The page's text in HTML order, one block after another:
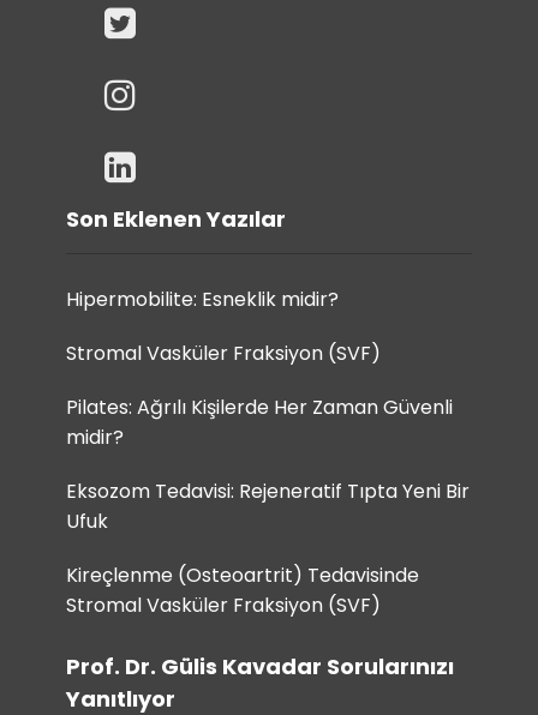
Son Eklenen Yazılar
Hipermobilite: Esneklik midir?
Stromal Vasküler Fraksiyon (SVF)
Pilates: Ağrılı Kişilerde Her Zaman Güvenli
midir?
Eksozom Tedavisi: Rejeneratif Tıpta Yeni Bir
Ufuk
Kireçlenme (Osteoartrit) Tedavisinde
Stromal Vasküler Fraksiyon (SVF)
Prof. Dr. Gülis Kavadar Sorularınızı
Yanıtlıyor